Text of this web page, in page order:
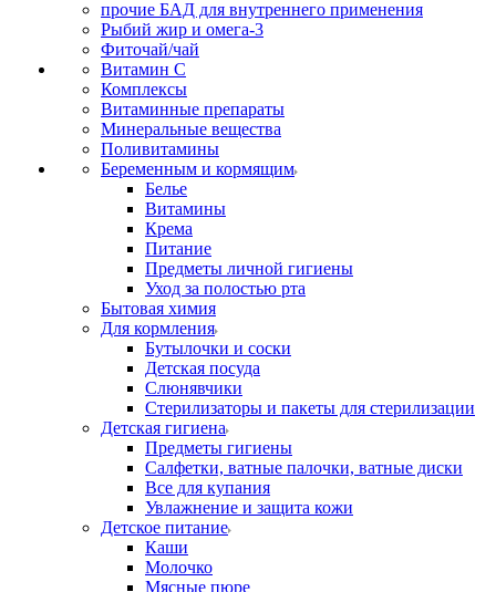
прочие БАД для внутреннего применения
Рыбий жир и омега-3
Фиточай/чай
Витамин С
Комплексы
Витаминные препараты
Минеральные вещества
Поливитамины
Беременным и кормящим
Белье
Витамины
Крема
Питание
Предметы личной гигиены
Уход за полостью рта
Бытовая химия
Для кормления
Бутылочки и соски
Детская посуда
Слюнявчики
Стерилизаторы и пакеты для стерилизации
Детская гигиена
Предметы гигиены
Салфетки, ватные палочки, ватные диски
Все для купания
Увлажнение и защита кожи
Детское питание
Каши
Молочко
Мясные пюре